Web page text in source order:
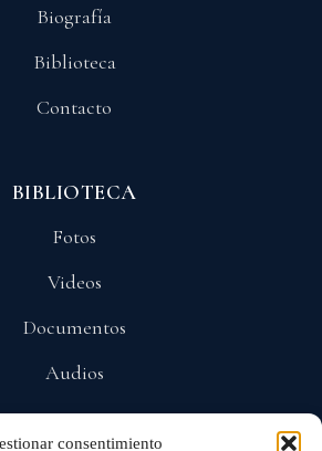
consentimiento
Biografía
Biblioteca
Contacto
BIBLIOTECA
Fotos
Videos
Documentos
Audios